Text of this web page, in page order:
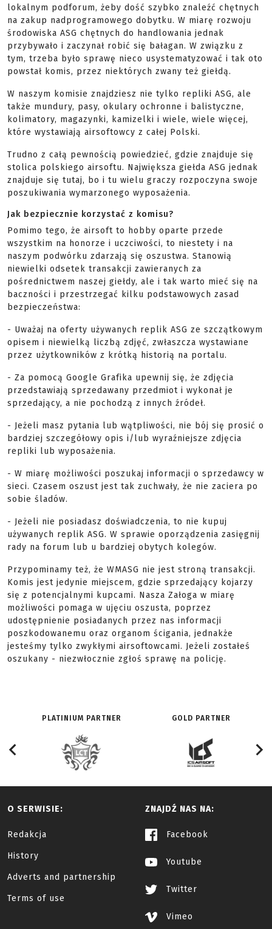
lokalnym podforum, żeby dość szybko znaleźć chętnych
na zakup nadprogramowego dobytku. W miarę rozwoju
środowiska ASG chętnych do handlowania jednak
przybywało i zaczynał robić się bałagan. W związku z
tym, trzeba było sprawę nieco usystematyzować i tak oto
powstał komis, przez niektórych zwany też giełdą.
W naszym komisie znajdziesz nie tylko repliki ASG, ale
także mundury, pasy, okulary ochronne i balistyczne,
kolimatory, magazynki, kamizelki i wiele, wiele więcej,
które wystawiają airsoftowcy z całej Polski.
Trudno z całą pewnością powiedzieć, gdzie znajduje się
stolica polskiego airsoftu. Największa giełda ASG jednak
znajduje się tutaj, bo i tu wielu graczy rozpoczyna swoje
poszukiwania wymarzonego wyposażenia.
Jak bezpiecznie korzystać z komisu?
Pomimo tego, że airsoft to hobby oparte przede
wszystkim na honorze i uczciwości, to niestety i na
naszym podwórku zdarzają się oszustwa. Stanowią
niewielki odsetek transakcji zawieranych za
pośrednictwem naszej giełdy, ale i tak warto mieć się na
baczności i przestrzegać kilku podstawowych zasad
bezpieczeństwa:
- Uważaj na oferty używanych replik ASG ze szczątkowym
opisem i niewielką liczbą zdjęć, zwłaszcza wystawiane
przez użytkowników z krótką historią na portalu.
- Za pomocą Google Grafika upewnij się, że zdjęcia
przedstawiają sprzedawany przedmiot i wykonał je
sprzedający, a nie pochodzą z innych źródeł.
- Jeżeli masz pytania lub wątpliwości, nie bój się prosić o
bardziej szczegółowy opis i/lub wyraźniejsze zdjęcia
repliki lub wyposażenia.
- W miarę możliwości poszukaj informacji o sprzedawcy w
sieci. Czasem oszust jest tak zuchwały, że nie zaciera po
sobie śladów.
- Jeżeli nie posiadasz doświadczenia, to nie kupuj
używanych replik ASG. W sprawie oporządzenia zasięgnij
rady na forum lub u bardziej obytych kolegów.
Przypominamy też, że WMASG nie jest stroną transakcji.
Komis jest jedynie miejscem, gdzie sprzedający kojarzy
się z potencjalnymi kupcami. Nasza Załoga w miarę
możliwości pomaga w ujęciu oszusta, poprzez
udostępnienie posiadanych przez nas informacji
poszkodowanemu oraz organom ścigania, jednakże
jesteśmy tylko zwykłymi airsoftowcami. Jeżeli zostałeś
oszukany - niezwłocznie zgłoś sprawę na policję.
PLATINIUM PARTNER GOLD PARTNER
O SERWISIE:
Redakcja
History
Adverts and partnership
Terms of use
ZNAJDŹ NAS NA:
Facebook
Youtube
Twitter
Vimeo